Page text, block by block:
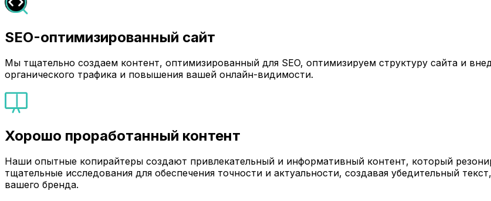
SEO-оптимизированный сайт
Мы тщательно создаем контент, оптимизированный для SEO, оптимизируем структуру сайта и
органического трафика и повышения вашей онлайн-видимости.
Хорошо проработанный контент
Наши опытные копирайтеры создают привлекательный и информативный контент, который
тщательные исследования для обеспечения точности и актуальности, создавая убедительный
вашего бренда.